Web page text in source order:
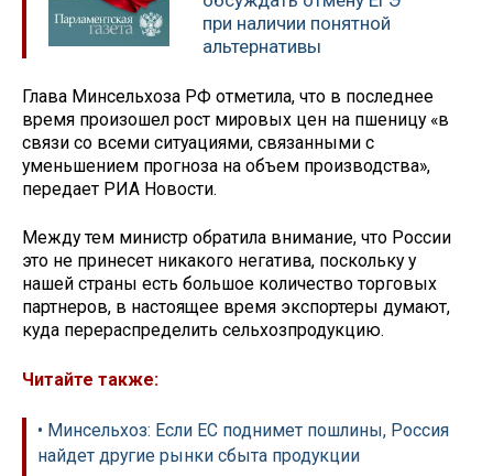
при наличии понятной
альтернативы
Глава Минсельхоза РФ отметила, что в последнее
время произошел рост мировых цен на пшеницу «в
связи со всеми ситуациями, связанными с
уменьшением прогноза на объем производства»,
передает РИА Новости.
Между тем министр обратила внимание, что России
это не принесет никакого негатива, поскольку у
нашей страны есть большое количество торговых
партнеров, в настоящее время экспортеры думают,
куда перераспределить сельхозпродукцию.
Читайте также:
• Минсельхоз: Если ЕС поднимет пошлины, Россия
найдет другие рынки сбыта продукции